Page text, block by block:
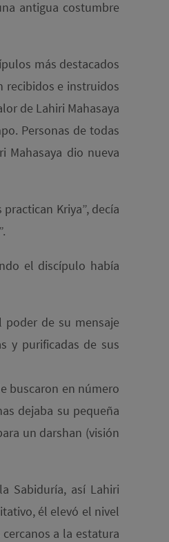
antigua costumbre
más destacados
recibidos e instruidos
de Lahiri Mahasaya
Personas de todas
Mahasaya dio nueva
Kriya”, decía
el discípulo había
de su mensaje
y purificadas de sus
buscaron en número
dejaba su pequeña
un darshan (visión
Sabiduría, así Lahiri
él elevó el nivel
a la estatura